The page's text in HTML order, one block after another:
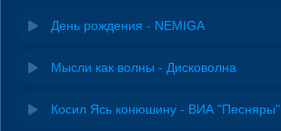
День рождения - NEMIGA
Мысли как волны - Дисковолна
Косил Ясь конюшину - ВИА "Песняры"